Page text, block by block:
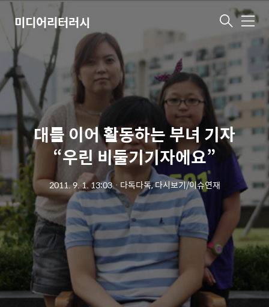
미디어리터러시 메
뉴
대를 이어 활동하는 부녀 기자
“우린 비둘기기자에요”
2011. 9. 1. 13:03ㆍ 다독다독, 다시보기/이슈연재